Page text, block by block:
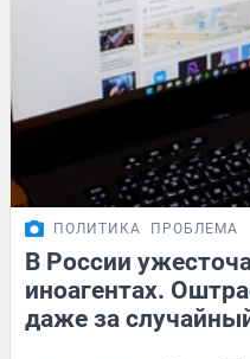
ПОЛИТИКА ПРОБЛЕМА
В России
иноагентах.
даже за